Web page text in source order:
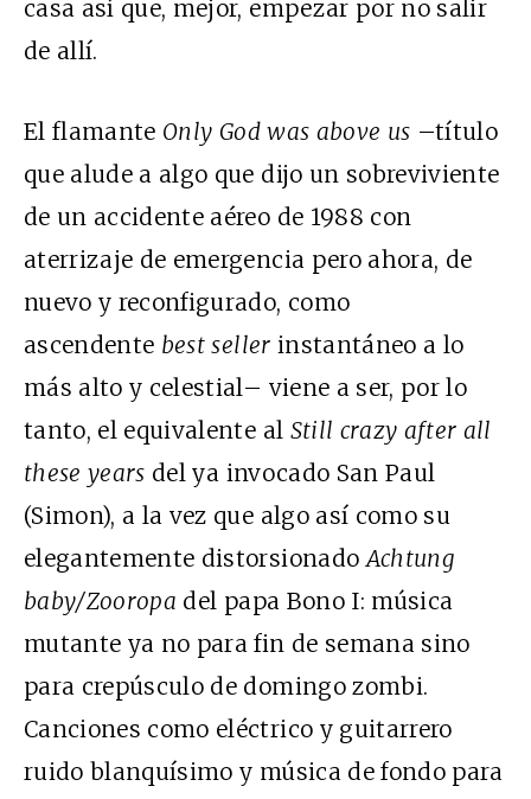
casa así que, mejor, empezar por no salir
de allí.
El flamante Only God was above us –título
que alude a algo que dijo un sobreviviente
de un accidente aéreo de 1988 con
aterrizaje de emergencia pero ahora, de
nuevo y reconfigurado, como
ascendente best seller instantáneo a lo
más alto y celestial– viene a ser, por lo
tanto, el equivalente al Still crazy after all
these years del ya invocado San Paul
(Simon), a la vez que algo así como su
elegantemente distorsionadoAchtung
baby/Zooropa del papa Bono I: música
mutante ya no para fin de semana sino
para crepúsculo de domingo zombi.
Canciones como eléctrico y guitarrero
ruido blanquísimo y música de fondo para